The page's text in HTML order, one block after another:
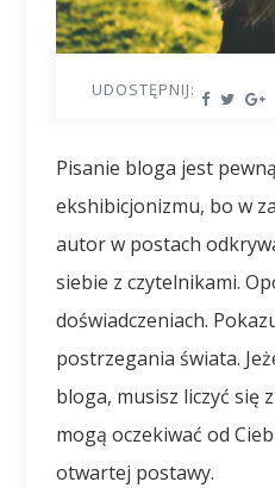
UDOSTĘPNIJ:
Pisanie bloga jest
ekshibicjonizmu, bo w
autor w postach
siebie z czytelnikami.
doświadczeniach.
postrzegania świata.
bloga, musisz liczyć się
mogą oczekiwać od
otwartej postawy.